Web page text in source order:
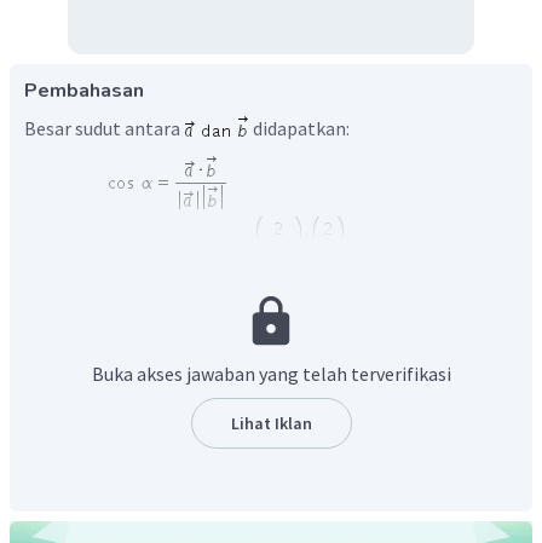
Pembahasan
Besar sudut antara didapatkan:
Buka akses jawaban yang telah terverifikasi
Lihat Iklan